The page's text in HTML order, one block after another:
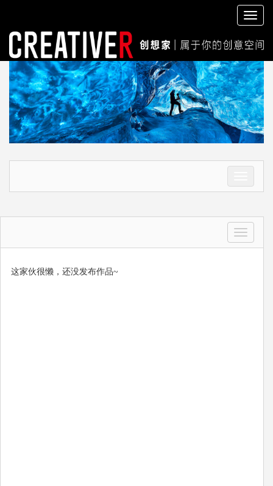
切
换
导
航
换
切
换
这家伙很懒，还没发布作品~